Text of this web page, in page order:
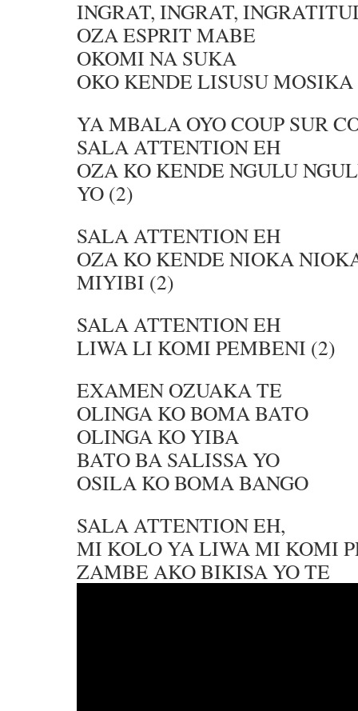
INGRAT, INGRAT,
OZA ESPRIT MABE
OKOMI NA SUKA
OKO KENDE LISUSU
YA MBALA OYO COUP SUR
SALA ATTENTION EH
OZA KO KENDE NGULU
YO (2)
SALA ATTENTION EH
OZA KO KENDE NIOKA
MIYIBI (2)
SALA ATTENTION EH
LIWA LI KOMI PEMBENI (2)
EXAMEN OZUAKA TE
OLINGA KO BOMA BATO
OLINGA KO YIBA
BATO BA SALISSA YO
OSILA KO BOMA BANGO
SALA ATTENTION EH,
MI KOLO YA LIWA MI KOMI
ZAMBE AKO BIKISA YO TE